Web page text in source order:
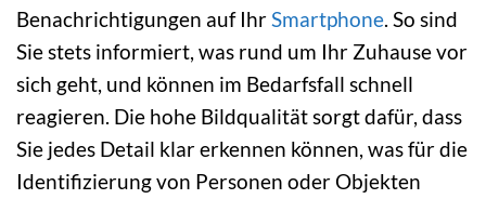
Benachrichtigungen auf Ihr Smartphone . So sind
Sie stets informiert, was rund um Ihr Zuhause vor
sich geht, und können im Bedarfsfall schnell
reagieren. Die hohe Bildqualität sorgt dafür, dass
Sie jedes Detail klar erkennen können, was für die
Identifizierung von Personen oder Objekten